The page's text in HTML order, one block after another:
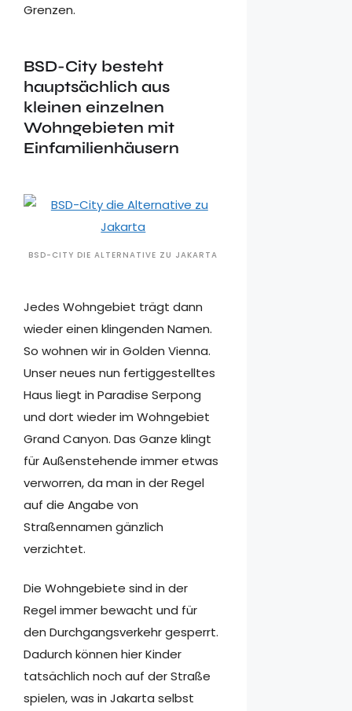
Grenzen.
BSD-City besteht
hauptsächlich aus
kleinen einzelnen
Wohngebieten mit
Einfamilienhäusern
BSD-CITY DIE ALTERNATIVE ZU JAKARTA
Jedes Wohngebiet trägt dann
wieder einen klingenden Namen.
So wohnen wir in Golden Vienna.
Unser neues nun fertiggestelltes
Haus liegt in Paradise Serpong
und dort wieder im Wohngebiet
Grand Canyon. Das Ganze klingt
für Außenstehende immer etwas
verworren, da man in der Regel
auf die Angabe von
Straßennamen gänzlich
verzichtet.
Die Wohngebiete sind in der
Regel immer bewacht und für
den Durchgangsverkehr gesperrt.
Dadurch können hier Kinder
tatsächlich noch auf der Straße
spielen, was in Jakarta selbst